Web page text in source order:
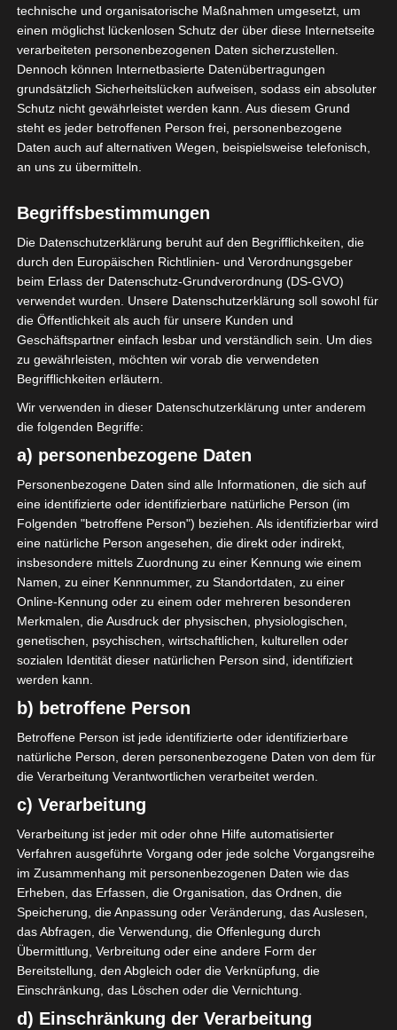
Die Winterpause haben wir sehr
genossen. Sind in die
Niederlande gefahren, haben es
uns Zuhause gemütlich gemacht
und ganz viel Zeit mit der
Familie verbracht.
Geschneit hat es auch
zwischendurch und ein paar
Bilder habe ich für euch
eingefangen.
technische und organisatorische Maßnahmen umgesetzt, um
einen möglichst lückenlosen Schutz der über diese Internetseite
verarbeiteten personenbezogenen Daten sicherzustellen.
Dennoch können Internetbasierte Datenübertragungen
grundsätzlich Sicherheitslücken aufweisen, sodass ein absoluter
Schutz nicht gewährleistet werden kann. Aus diesem Grund
steht es jeder betroffenen Person frei, personenbezogene
Daten auch auf alternativen Wegen, beispielsweise telefonisch,
an uns zu übermitteln.
Begriffsbestimmungen
Die Datenschutzerklärung beruht auf den Begrifflichkeiten, die
durch den Europäischen Richtlinien- und Verordnungsgeber
beim Erlass der Datenschutz-Grundverordnung (DS-GVO)
verwendet wurden. Unsere Datenschutzerklärung soll sowohl für
die Öffentlichkeit als auch für unsere Kunden und
Geschäftspartner einfach lesbar und verständlich sein. Um dies
zu gewährleisten, möchten wir vorab die verwendeten
Begrifflichkeiten erläutern.
Wir verwenden in dieser Datenschutzerklärung unter anderem
die folgenden Begriffe:
a) personenbezogene Daten
Personenbezogene Daten sind alle Informationen, die sich auf
eine identifizierte oder identifizierbare natürliche Person (im
Folgenden "betroffene Person") beziehen. Als identifizierbar wird
eine natürliche Person angesehen, die direkt oder indirekt,
insbesondere mittels Zuordnung zu einer Kennung wie einem
Namen, zu einer Kennnummer, zu Standortdaten, zu einer
Online-Kennung oder zu einem oder mehreren besonderen
Merkmalen, die Ausdruck der physischen, physiologischen,
genetischen, psychischen, wirtschaftlichen, kulturellen oder
sozialen Identität dieser natürlichen Person sind, identifiziert
werden kann.
b) betroffene Person
Betroffene Person ist jede identifizierte oder identifizierbare
natürliche Person, deren personenbezogene Daten von dem für
die Verarbeitung Verantwortlichen verarbeitet werden.
c) Verarbeitung
Verarbeitung ist jeder mit oder ohne Hilfe automatisierter
Verfahren ausgeführte Vorgang oder jede solche Vorgangsreihe
im Zusammenhang mit personenbezogenen Daten wie das
Erheben, das Erfassen, die Organisation, das Ordnen, die
Speicherung, die Anpassung oder Veränderung, das Auslesen,
das Abfragen, die Verwendung, die Offenlegung durch
Übermittlung, Verbreitung oder eine andere Form der
Bereitstellung, den Abgleich oder die Verknüpfung, die
Einschränkung, das Löschen oder die Vernichtung.
d) Einschränkung der Verarbeitung